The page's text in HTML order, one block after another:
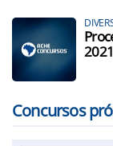
Concursos